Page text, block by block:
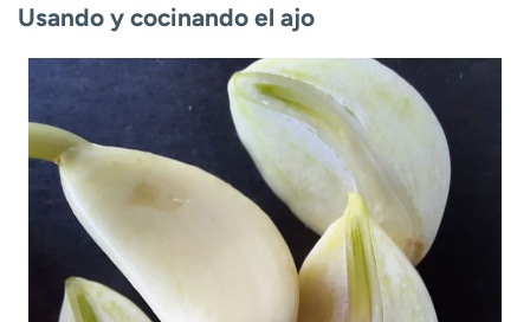
Usando y cocinando el ajo